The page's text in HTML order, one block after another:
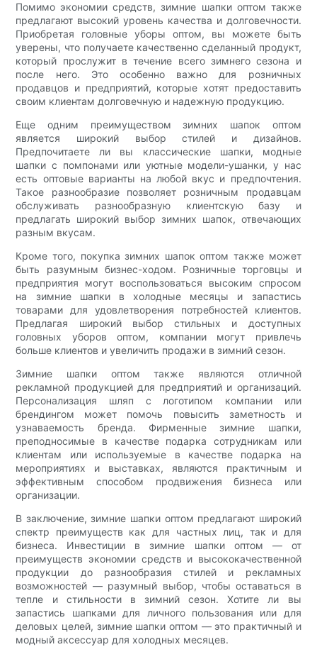
Помимо экономии средств, зимние шапки оптом также
предлагают высокий уровень качества и долговечности.
Приобретая головные уборы оптом, вы можете быть
уверены, что получаете качественно сделанный продукт,
который прослужит в течение всего зимнего сезона и
после него. Это особенно важно для розничных
продавцов и предприятий, которые хотят предоставить
своим клиентам долговечную и надежную продукцию.
Еще одним преимуществом зимних шапок оптом
является широкий выбор стилей и дизайнов.
Предпочитаете ли вы классические шапки, модные
шапки с помпонами или уютные модели-ушанки, у нас
есть оптовые варианты на любой вкус и предпочтения.
Такое разнообразие позволяет розничным продавцам
обслуживать разнообразную клиентскую базу и
предлагать широкий выбор зимних шапок, отвечающих
разным вкусам.
Кроме того, покупка зимних шапок оптом также может
быть разумным бизнес-ходом. Розничные торговцы и
предприятия могут воспользоваться высоким спросом
на зимние шапки в холодные месяцы и запастись
товарами для удовлетворения потребностей клиентов.
Предлагая широкий выбор стильных и доступных
головных уборов оптом, компании могут привлечь
больше клиентов и увеличить продажи в зимний сезон.
Зимние шапки оптом также являются отличной
рекламной продукцией для предприятий и организаций.
Персонализация шляп с логотипом компании или
брендингом может помочь повысить заметность и
узнаваемость бренда. Фирменные зимние шапки,
преподносимые в качестве подарка сотрудникам или
клиентам или используемые в качестве подарка на
мероприятиях и выставках, являются практичным и
эффективным способом продвижения бизнеса или
организации.
В заключение, зимние шапки оптом предлагают широкий
спектр преимуществ как для частных лиц, так и для
бизнеса. Инвестиции в зимние шапки оптом — от
преимуществ экономии средств и высококачественной
продукции до разнообразия стилей и рекламных
возможностей — разумный выбор, чтобы оставаться в
тепле и стильности в зимний сезон. Хотите ли вы
запастись шапками для личного пользования или для
деловых целей, зимние шапки оптом — это практичный и
модный аксессуар для холодных месяцев.